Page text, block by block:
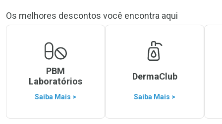
Os melhores descontos você encontra aqui
PBM
Laboratórios
Saiba Mais >
DermaClub
Saiba Mais >